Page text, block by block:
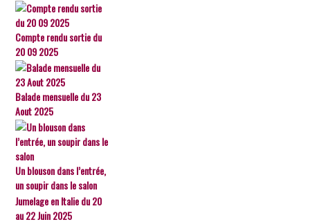
Compte rendu sortie du
20 09 2025
Balade mensuelle du 23
Aout 2025
Un blouson dans l’entrée,
un soupir dans le salon
Jumelage en Italie du 20
au 22 Juin 2025